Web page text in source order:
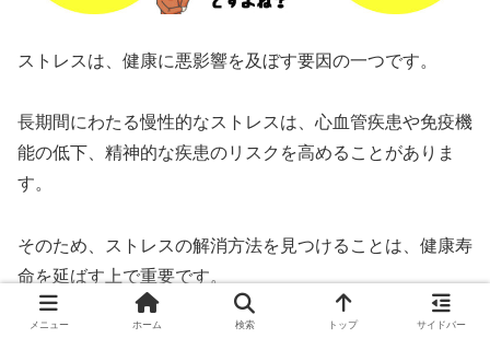
ストレスは、健康に悪影響を及ぼす要因の一つです。
長期間にわたる慢性的なストレスは、心血管疾患や免疫機
能の低下、精神的な疾患のリスクを高めることがありま
す。
そのため、ストレスの解消方法を見つけることは、健康寿
命を延ばす上で重要です。
メニュー ホーム 検索 トップ サイドバー